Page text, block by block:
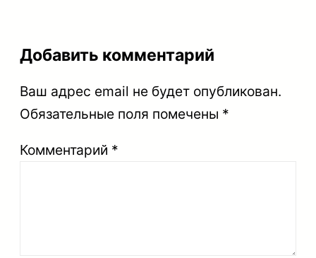
Добавить комментарий
Ваш адрес email не будет опубликован.
Обязательные поля помечены *
Комментарий *